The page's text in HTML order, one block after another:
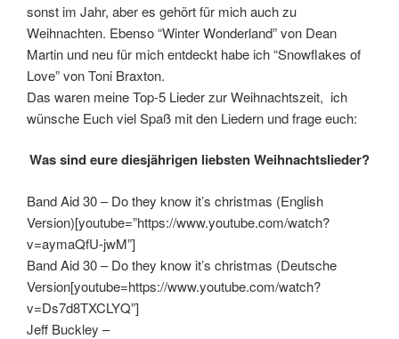
sonst im Jahr, aber es gehört für mich auch zu
Weihnachten. Ebenso “Winter Wonderland” von Dean
Martin und neu für mich entdeckt habe ich “Snowflakes of
Love” von Toni Braxton.
Das waren meine Top-5 Lieder zur Weihnachtszeit, ich
wünsche Euch viel Spaß mit den Liedern und frage euch:
Was sind eure diesjährigen liebsten Weihnachtslieder?
Band Aid 30 – Do they know it’s christmas (English
Version)[youtube=”https://www.youtube.com/watch?
v=aymaQfU-jwM”]
Band Aid 30 – Do they know it’s christmas (Deutsche
Version[youtube=https://www.youtube.com/watch?
v=Ds7d8TXCLYQ”]
Jeff Buckley –